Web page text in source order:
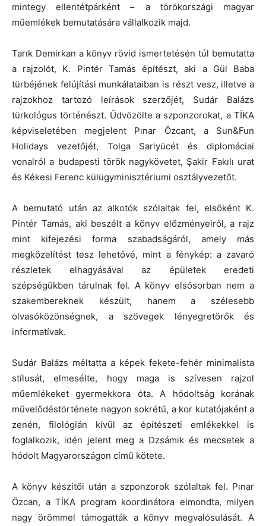
mintegy ellentétpárként – a törökországi magyar
műemlékek bemutatására vállalkozik majd.
Tarık Demirkan a könyv rövid ismertetésén túl bemutatta
a rajzolót, K. Pintér Tamás építészt, aki a Gül Baba
türbéjének felújítási munkálataiban is részt vesz, illetve a
rajzokhoz tartozó leírások szerzőjét, Sudár Balázs
türkológus történészt. Üdvözölte a szponzorokat, a TİKA
képviseletében megjelent Pınar Özcant, a Sun&Fun
Holidays vezetőjét, Tolga Sariyücét és diplomáciai
vonalról a budapesti török nagykövetet, Şakir Fakılı urat
és Kékesi Ferenc külügyminisztériumi osztályvezetőt.
A bemutató után az alkotók szólaltak fel, elsőként K.
Pintér Tamás, aki beszélt a könyv előzményeiről, a rajz
mint kifejezési forma szabadságáról, amely más
megközelítést tesz lehetővé, mint a fénykép: a zavaró
részletek elhagyásával az épületek eredeti
szépségükben tárulnak fel. A könyv elsősorban nem a
szakembereknek készült, hanem a szélesebb
olvasóközönségnek, a szövegek lényegretörők és
informatívak.
Sudár Balázs méltatta a képek fekete-fehér minimalista
stílusát, elmesélte, hogy maga is szívesen rajzol
műemlékeket gyermekkora óta. A hódoltság korának
művelődéstörténete nagyon sokrétű, a kor kutatójaként a
zenén, filológián kívül az építészeti emlékekkel is
foglalkozik, idén jelent meg a Dzsámik és mecsetek a
hódolt Magyarországon című kötete.
A könyv készítői után a szponzorok szólaltak fel. Pınar
Özcan, a TİKA program koordinátora elmondta, milyen
nagy örömmel támogatták a könyv megvalósulását. A